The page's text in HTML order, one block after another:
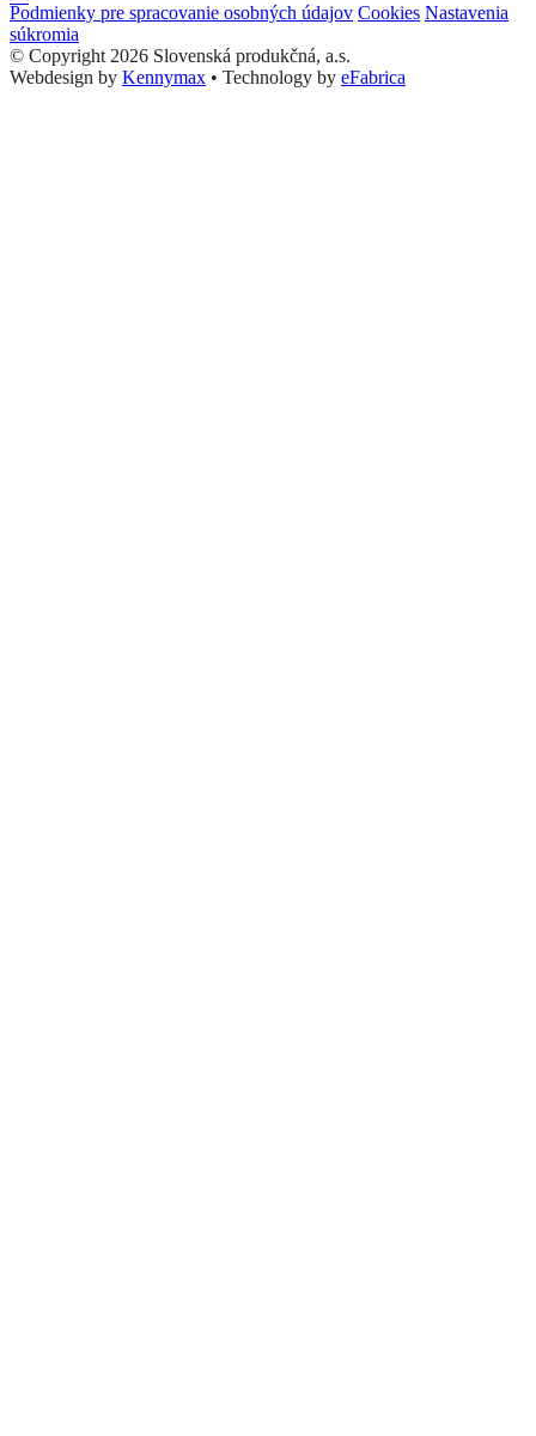
Podmienky pre spracovanie osobných údajov Cookies Nastavenia
súkromia
© Copyright 2026 Slovenská produkčná, a.s.
Webdesign by Kennymax • Technology by eFabrica